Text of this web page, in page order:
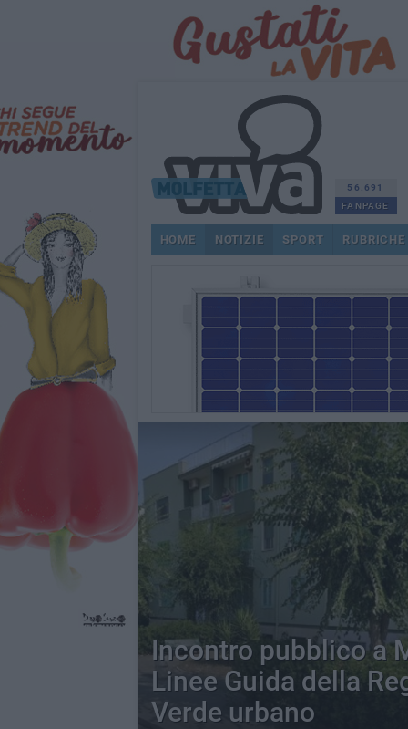
56.691
FANPAGE
HOME NOTIZIE SPORT RUBRICHE
Incontro pubblico a
Linee Guida della
Verde urbano